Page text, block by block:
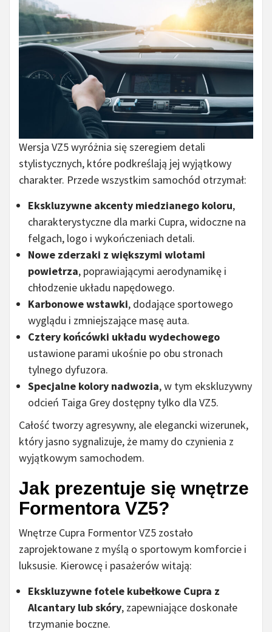
Wersja VZ5 wyróżnia się szeregiem detali
stylistycznych, które podkreślają jej wyjątkowy
charakter. Przede wszystkim samochód otrzymał:
Ekskluzywne akcenty miedzianego koloru,
charakterystyczne dla marki Cupra, widoczne na
felgach, logo i wykończeniach detali.
Nowe zderzaki z większymi wlotami
powietrza, poprawiającymi aerodynamikę i
chłodzenie układu napędowego.
Karbonowe wstawki, dodające sportowego
wyglądu i zmniejszające masę auta.
Cztery końcówki układu wydechowego
ustawione parami ukośnie po obu stronach
tylnego dyfuzora.
Specjalne kolory nadwozia, w tym ekskluzywny
odcień Taiga Grey dostępny tylko dla VZ5.
Całość tworzy agresywny, ale elegancki wizerunek,
który jasno sygnalizuje, że mamy do czynienia z
wyjątkowym samochodem.
Jak prezentuje się wnętrze
Formentora VZ5?
Wnętrze Cupra Formentor VZ5 zostało
zaprojektowane z myślą o sportowym komforcie i
luksusie. Kierowcę i pasażerów witają:
Ekskluzywne fotele kubełkowe Cupra z
Alcantary lub skóry, zapewniające doskonałe
trzymanie boczne.